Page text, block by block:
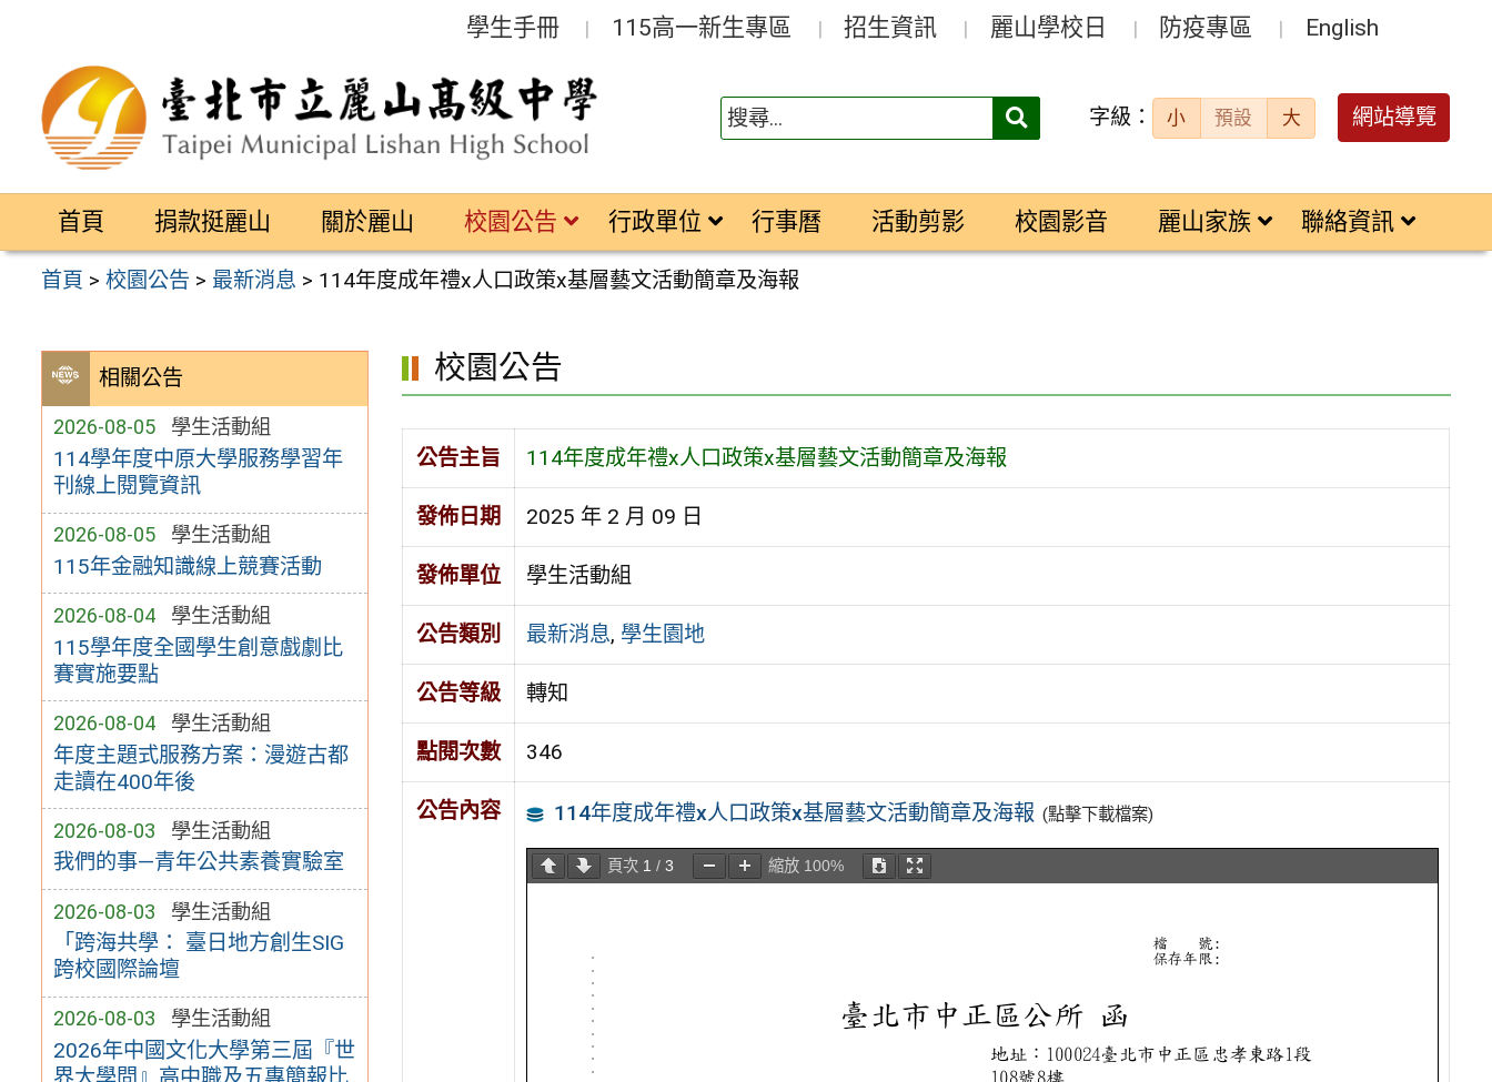
區
學生手冊 115高一新生專區 招生資訊 麗山學校日 防疫專區 English
搜
字級： 小 預設 大 網站導覽
首頁 捐款挺麗山 關於麗山 校園公告 行政單位 行事曆 活動剪影 校園影音 麗山家族 聯絡資訊
首頁 >校園公告 > 最新消息 > 114年度成年禮x人口政策x基層藝文活動簡章及海報
相關公告
2026-08-05 學生活動組
114學年度中原大學服務學習年
刊線上閱覽資訊
2026-08-05 學生活動組
115年金融知識線上競賽活動
2026-08-04 學生活動組
115學年度全國學生創意戲劇比
賽實施要點
2026-08-04 學生活動組
年度主題式服務方案：漫遊古都
走讀在400年後
2026-08-03 學生活動組
我們的事—青年公共素養實驗室
2026-08-03 學生活動組
「跨海共學： 臺日地方創生SIG
跨校國際論壇
2026-08-03 學生活動組
2026年中國文化大學第三屆『世
校園公告
公告主旨 114年度成年禮x人口政策x基層藝文活動簡章及海報
發佈日期 2025 年 2 月 09 日
發佈單位 學生活動組
公告類別 最新消息, 學生園地
公告等級 轉知
點閱次數 346
公告內容 114年度成年禮x人口政策x基層藝文活動簡章及海報 (點擊下載檔案)
頁次 1 / 3 縮放 100%